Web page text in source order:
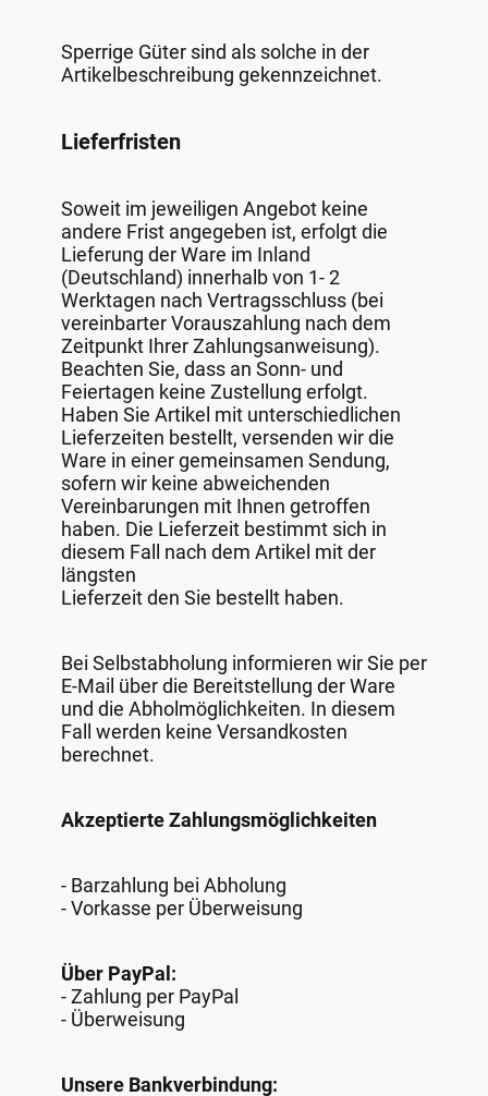
Sperrige Güter sind als solche in der
Artikelbeschreibung gekennzeichnet.
Lieferfristen
Soweit im jeweiligen Angebot keine
andere Frist angegeben ist, erfolgt die
Lieferung der Ware im Inland
(Deutschland) innerhalb von 1- 2
Werktagen nach Vertragsschluss (bei
vereinbarter Vorauszahlung nach dem
Zeitpunkt Ihrer Zahlungsanweisung).
Beachten Sie, dass an Sonn- und
Feiertagen keine Zustellung erfolgt.
Haben Sie Artikel mit unterschiedlichen
Lieferzeiten bestellt, versenden wir die
Ware in einer gemeinsamen Sendung,
sofern wir keine abweichenden
Vereinbarungen mit Ihnen getroffen
haben. Die Lieferzeit bestimmt sich in
diesem Fall nach dem Artikel mit der
längsten
Lieferzeit den Sie bestellt haben.
Bei Selbstabholung informieren wir Sie per
E-Mail über die Bereitstellung der Ware
und die Abholmöglichkeiten. In diesem
Fall werden keine Versandkosten
berechnet.
Akzeptierte Zahlungsmöglichkeiten
- Barzahlung bei Abholung
- Vorkasse per Überweisung
Über PayPal:
- Zahlung per PayPal
- Überweisung
Unsere Bankverbindung: